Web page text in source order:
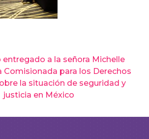
a la señora Michelle
Comisionada para los Derechos
la situación de seguridad y
justicia en México